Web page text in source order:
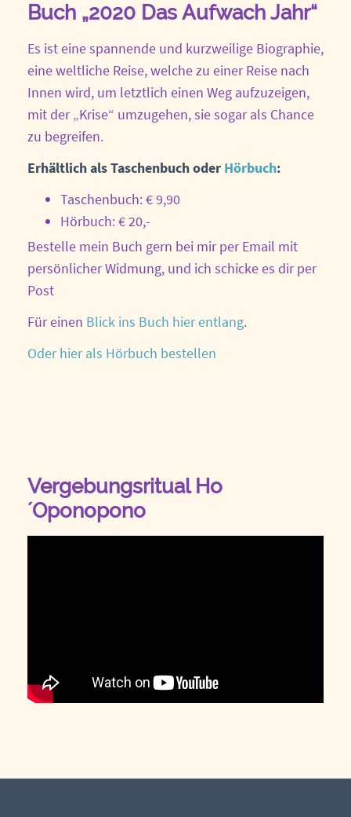
Buch „2020 Das Aufwach Jahr“
Es ist eine spannende und kurzweilige Biographie,
eine weltliche Reise, welche zu einer Reise nach
Innen wird, um letztlich einen Weg aufzuzeigen,
mit der „Krise“ umzugehen, sie sogar als Chance
zu begreifen.
Erhältlich als Taschenbuch oder Hörbuch:
Taschenbuch: € 9,90
Hörbuch: € 20,-
Bestelle mein Buch gern bei mir per Email mit
persönlicher Widmung, und ich schicke es dir per
Post
Für einen Blick ins Buch hier entlang.
Oder hier als Hörbuch bestellen
Vergebungsritual Ho
´Oponopono